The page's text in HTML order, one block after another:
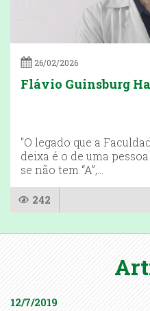
26/02/2026
Flávio Guinsburg
"O legado que a
deixa é o de uma
se não tem “A”,...
242
12/7/2019